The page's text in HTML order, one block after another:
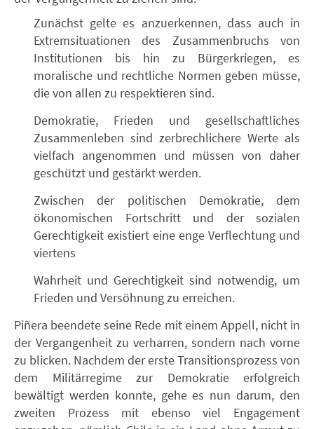
Zunächst gelte es anzuerkennen, dass auch in
Extremsituationen des Zusammenbruchs von
Institutionen bis hin zu Bürgerkriegen, es
moralische und rechtliche Normen geben müsse,
die von allen zu respektieren sind.
Demokratie, Frieden und gesellschaftliches
Zusammenleben sind zerbrechlichere Werte als
vielfach angenommen und müssen von daher
geschützt und gestärkt werden.
Zwischen der politischen Demokratie, dem
ökonomischen Fortschritt und der sozialen
Gerechtigkeit existiert eine enge Verflechtung und
viertens
Wahrheit und Gerechtigkeit sind notwendig, um
Frieden und Versöhnung zu erreichen.
Piñera beendete seine Rede mit einem Appell, nicht in
der Vergangenheit zu verharren, sondern nach vorne
zu blicken. Nachdem der erste Transitionsprozess von
dem Militärregime zur Demokratie erfolgreich
bewältigt werden konnte, gehe es nun darum, den
zweiten Prozess mit ebenso viel Engagement